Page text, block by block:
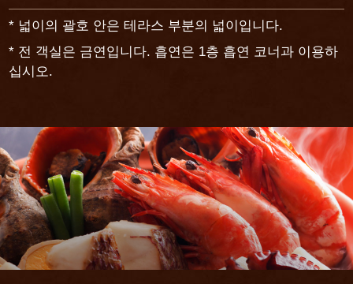
* 넓이의 괄호 안은 테라스 부분의 넓이입니다.
* 전 객실은 금연입니다. 흡연은 1층 흡연 코너과 이용하
십시오.